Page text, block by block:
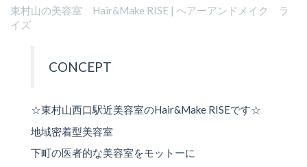
東村山の美容室 Hair&Make RISE | ヘアーアンドメイク ラ
イズ
CONCEPT
☆東村山西口駅近美容室のHair&Make RISEです☆
地域密着型美容室
下町の医者的な美容室をモットーに